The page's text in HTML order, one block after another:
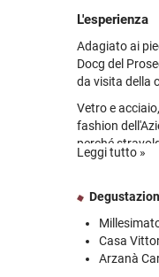
L'esperienza
Adagiato ai
Docg del
da visita della
Vetro e
fashion
perché
cantina.
Uno spazio
incontri
Dallo Store si
vinificazione
Prosecco
Leggi tutto »
Casa
Arzanà